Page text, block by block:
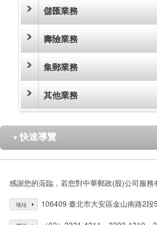
儲匯業務
壽險業務
集郵業務
其他業務
▼ 快速導覽
感謝您的蒞臨，若您對中華郵政(股)公司服務
地址 106409 臺北市大安區金山南路2段